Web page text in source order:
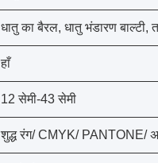
धातु का बैरल, धातु भंडारण
हाँ
12 सेमी-43 सेमी
शुद्ध रंग/ CMYK/ PANTONE/